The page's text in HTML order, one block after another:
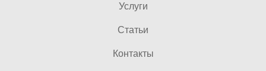
Услуги
Статьи
Контакты